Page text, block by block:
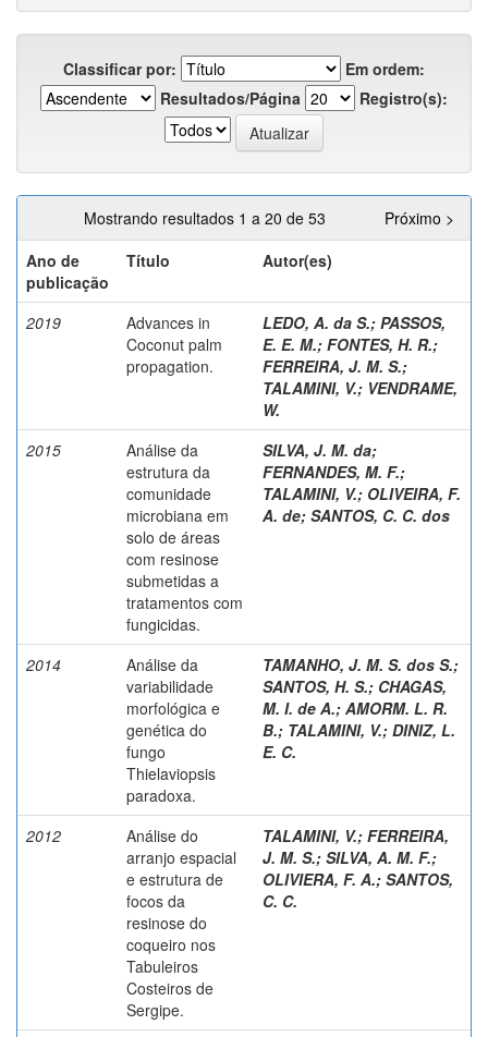
Classificar por:
Em ordem:
Resultados/Página
Registro(s):
Mostrando resultados 1 a 20 de 53
Próximo >
Ano de
publicação
Título Autor(es)
2019
Advances in
Coconut palm
propagation.
LEDO, A. da S.; PASSOS,
E. E. M.; FONTES, H. R.;
FERREIRA, J. M. S.;
TALAMINI, V.; VENDRAME,
W.
2015
Análise da
estrutura da
comunidade
microbiana em
solo de áreas
com resinose
submetidas a
tratamentos com
fungicidas.
SILVA, J. M. da;
FERNANDES, M. F.;
TALAMINI, V.; OLIVEIRA, F.
A. de; SANTOS, C. C. dos
2014
Análise da
variabilidade
morfológica e
genética do
fungo
Thielaviopsis
paradoxa.
TAMANHO, J. M. S. dos S.;
SANTOS, H. S.; CHAGAS,
M. I. de A.; AMORM. L. R.
B.; TALAMINI, V.; DINIZ, L.
E. C.
2012
Análise do
arranjo espacial
e estrutura de
focos da
resinose do
coqueiro nos
Tabuleiros
Costeiros de
Sergipe.
TALAMINI, V.; FERREIRA,
J. M. S.; SILVA, A. M. F.;
OLIVIERA, F. A.; SANTOS,
C. C.